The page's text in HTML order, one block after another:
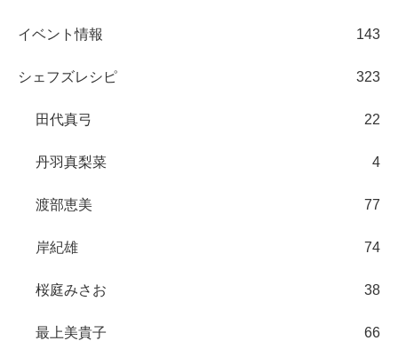
イベント情報 143
シェフズレシピ 323
田代真弓 22
丹羽真梨菜 4
渡部恵美 77
岸紀雄 74
桜庭みさお 38
最上美貴子 66